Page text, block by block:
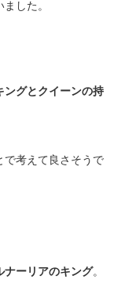
した。
ングとクイーンの持
で考えて良さそうで
ナーリアのキング。